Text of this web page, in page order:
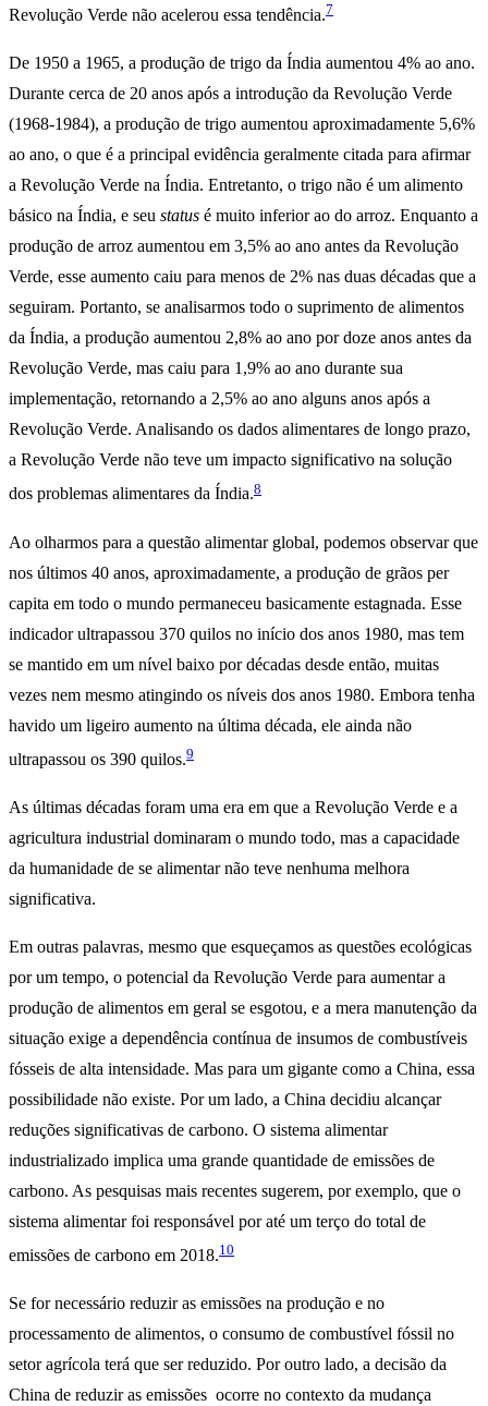
Revolução Verde não acelerou essa tendência.7
De 1950 a 1965, a produção de trigo da Índia aumentou 4% ao ano.
Durante cerca de 20 anos após a introdução da Revolução Verde
(1968-1984), a produção de trigo aumentou aproximadamente 5,6%
ao ano, o que é a principal evidência geralmente citada para afirmar
a Revolução Verde na Índia. Entretanto, o trigo não é um alimento
básico na Índia, e seu status é muito inferior ao do arroz. Enquanto a
produção de arroz aumentou em 3,5% ao ano antes da Revolução
Verde, esse aumento caiu para menos de 2% nas duas décadas que a
seguiram. Portanto, se analisarmos todo o suprimento de alimentos
da Índia, a produção aumentou 2,8% ao ano por doze anos antes da
Revolução Verde, mas caiu para 1,9% ao ano durante sua
implementação, retornando a 2,5% ao ano alguns anos após a
Revolução Verde. Analisando os dados alimentares de longo prazo,
a Revolução Verde não teve um impacto significativo na solução
dos problemas alimentares da Índia.8
Ao olharmos para a questão alimentar global, podemos observar que
nos últimos 40 anos, aproximadamente, a produção de grãos per
capita em todo o mundo permaneceu basicamente estagnada. Esse
indicador ultrapassou 370 quilos no início dos anos 1980, mas tem
se mantido em um nível baixo por décadas desde então, muitas
vezes nem mesmo atingindo os níveis dos anos 1980. Embora tenha
havido um ligeiro aumento na última década, ele ainda não
ultrapassou os 390 quilos.9
As últimas décadas foram uma era em que a Revolução Verde e a
agricultura industrial dominaram o mundo todo, mas a capacidade
da humanidade de se alimentar não teve nenhuma melhora
significativa.
Em outras palavras, mesmo que esqueçamos as questões ecológicas
por um tempo, o potencial da Revolução Verde para aumentar a
produção de alimentos em geral se esgotou, e a mera manutenção da
situação exige a dependência contínua de insumos de combustíveis
fósseis de alta intensidade. Mas para um gigante como a China, essa
possibilidade não existe. Por um lado, a China decidiu alcançar
reduções significativas de carbono. O sistema alimentar
industrializado implica uma grande quantidade de emissões de
carbono. As pesquisas mais recentes sugerem, por exemplo, que o
sistema alimentar foi responsável por até um terço do total de
emissões de carbono em 2018.10
Se for necessário reduzir as emissões na produção e no
processamento de alimentos, o consumo de combustível fóssil no
setor agrícola terá que ser reduzido. Por outro lado, a decisão da
China de reduzir as emissões ocorre no contexto da mudança